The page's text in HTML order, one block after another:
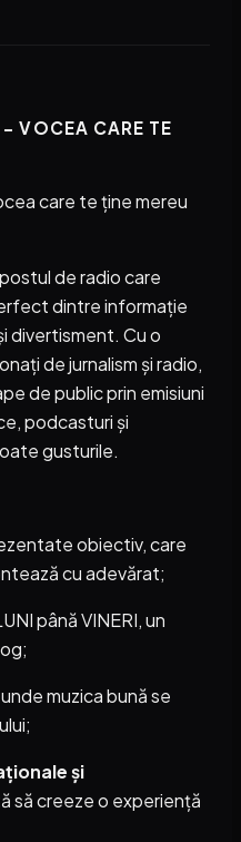
VOCEA CARE TE
care te ține mereu
de radio care
dintre informație
divertisment. Cu o
de jurnalism și radio,
de public prin emisiuni
podcasturi și
gusturile.
obiectiv, care
cu adevărat;
până VINERI, un
muzica bună se
și
să creeze o experiență